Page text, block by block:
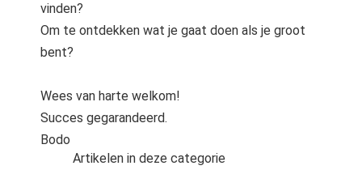
vinden?
Om te ontdekken wat je gaat doen als je groot
bent?
Wees van harte welkom!
Succes gegarandeerd.
Bodo
Artikelen in deze categorie